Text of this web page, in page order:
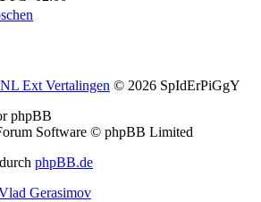
Ext Vertalingen © 2026 SpIdErPiGgY
phpBB
Software © phpBB Limited
phpBB.de
Gerasimov